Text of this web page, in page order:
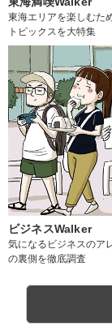
東海エリアを楽しむた
トピックスを大特集
ビジネスWalker
気になるビジネスのア
の裏側を徹底調査